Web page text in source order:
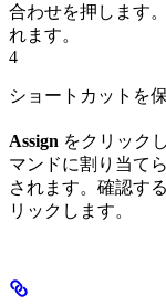
合わせを押します
れます。
4
ショートカットを
Assign をクリック
マンドに割り当て
されます。確認す
リックします。